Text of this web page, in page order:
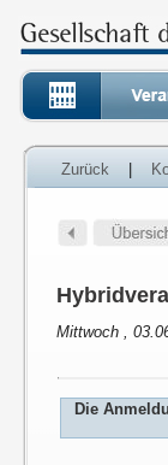
Zurück
Mittwoch ,
Die